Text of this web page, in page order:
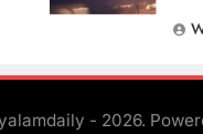
- 2026.